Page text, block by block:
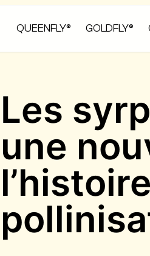
QUEENFLY® GOLDFLY®
Les
une